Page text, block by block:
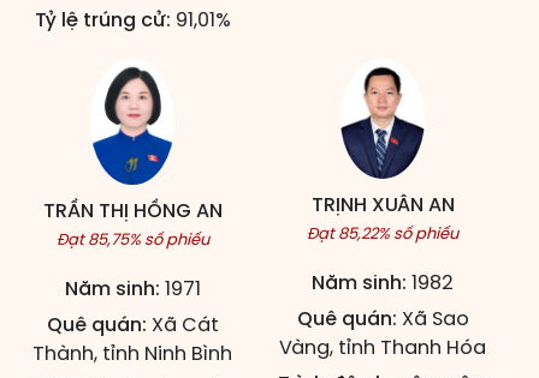
Tỷ lệ trúng cử: 91,01%
TRẦN THỊ HỒNG AN
Đạt 85,75% số phiếu
Năm sinh: 1971
Quê quán: Xã Cát
Thành, tỉnh Ninh Bình
TRỊNH XUÂN AN
Đạt 85,22% số phiếu
Năm sinh: 1982
Quê quán: Xã Sao
Vàng, tỉnh Thanh Hóa